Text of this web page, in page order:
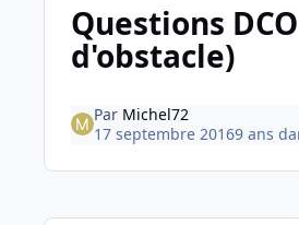
Questions
d'obstacle)
Par Michel72
17 septembre 20169 ans